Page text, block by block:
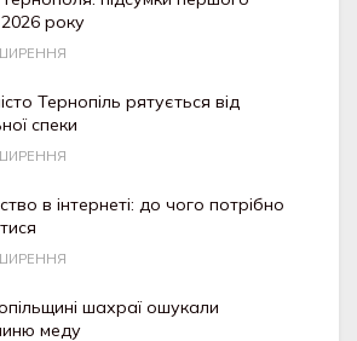
2026 року
Тернопіль рятується від
спеки
в інтернеті: до чого потрібно
шахраї ошукали
меду